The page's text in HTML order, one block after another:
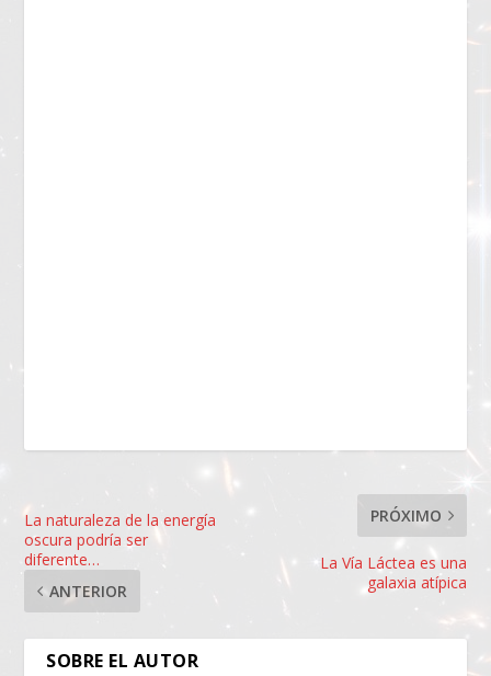
La naturaleza de la energía
oscura podría ser
diferente…
ANTERIOR
PRÓXIMO
La Vía Láctea es una
galaxia atípica
SOBRE EL AUTOR